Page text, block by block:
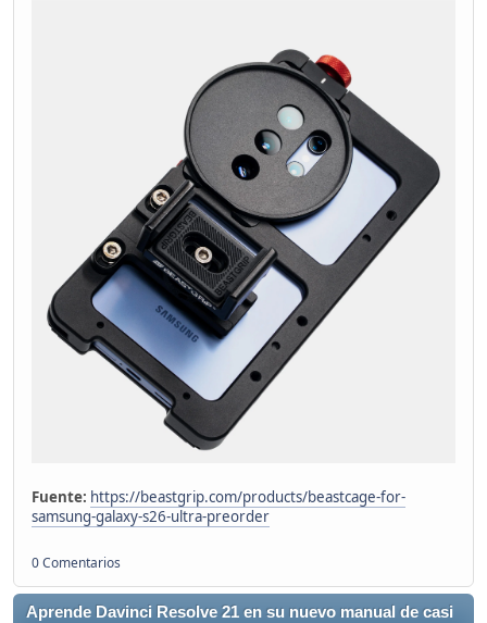
Fuente: https://beastgrip.com/products/beastcage-for-
samsung-galaxy-s26-ultra-preorder
0 Comentarios
Aprende Davinci Resolve 21 en su nuevo manual de casi